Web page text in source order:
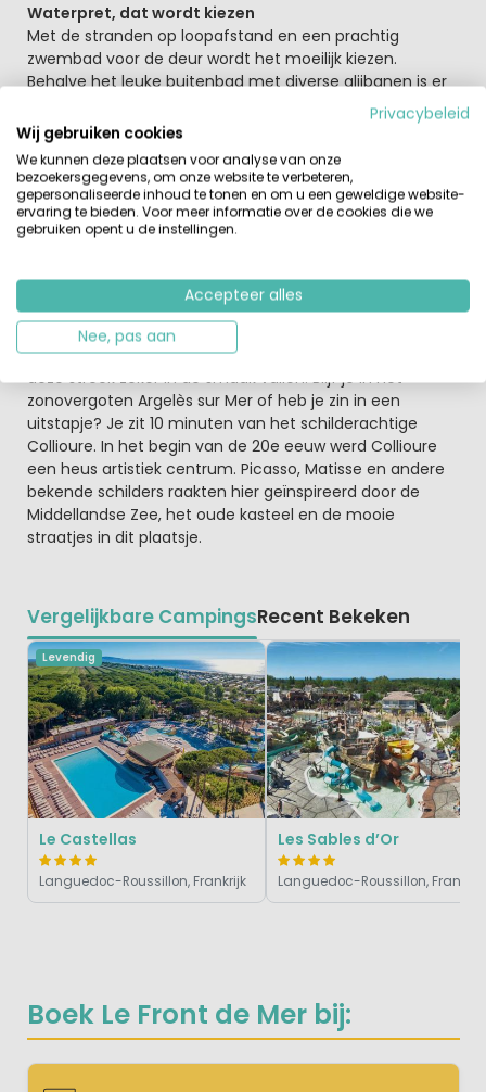
Boek Le Front de Mer bij:
Waterpret, dat wordt kiezen
Met de stranden op loopafstand en een prachtig
zwembad voor de deur wordt het moeilijk kiezen.
Behalve het leuke buitenbad met diverse glijbanen is er
ook een fijn binnenbad. En wanneer de kinderen zich
vermaken in het zwembad kunnen de ouderen lekker
relaxen in de hammam, sauna of jacuzzi. Verder liggen
de stranden er prachtig bij. In het hoogseizoen verzorgt
het animatieteam een leuk programma. Alle leeftijden
hebben een programma zowel overdag als 's avonds.
Het vakantiepark ligt op 20 minuten van Spanje en op 10
van de mooie vissersstad Collioure. Met een mix van
cultureel (Centrum van Albéra) en natuurlijk erfgoed
(nationaal beschermd gebied van de mas Larrieu) zal
deze streek zeker in de smaak vallen. Blijf je in het
zonovergoten Argelès sur Mer of heb je zin in een
uitstapje? Je zit 10 minuten van het schilderachtige
Collioure. In het begin van de 20e eeuw werd Collioure
een heus artistiek centrum. Picasso, Matisse en andere
bekende schilders raakten hier geïnspireerd door de
Middellandse Zee, het oude kasteel en de mooie
straatjes in dit plaatsje.
Vergelijkbare CampingsRecent Bekeken
Levendig
Le Castellas
Languedoc-Roussillon, Frankrijk
Les Sables d’Or
Languedoc-Roussillon, Frankrijk
Privacybeleid
Wij gebruiken cookies
We kunnen deze plaatsen voor analyse van onze
bezoekersgegevens, om onze website te verbeteren,
gepersonaliseerde inhoud te tonen en om u een geweldige website-
ervaring te bieden. Voor meer informatie over de cookies die we
gebruiken opent u de instellingen.
Accepteer alles
Nee, pas aan